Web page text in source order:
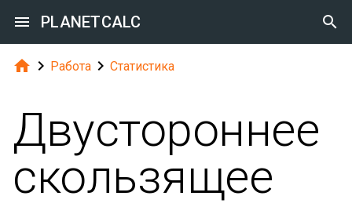
 PLANETCALC 
  Работа  Статистика
Двустороннее
скользящее